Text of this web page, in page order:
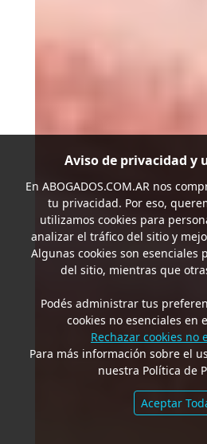
Aviso de privacidad y
En ABOGADOS.COM.ARnos
tu privacidad. Por eso,
utilizamos cookies para
analizar el tráfico del sitio y
Algunas cookies son esenciales
del sitio, mientras que
Podés administrar tus
cookies no esenciales en
Rechazar cookies no
Para más información sobre el
nuestra Política de
Aceptar